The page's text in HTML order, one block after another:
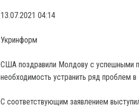
13.07.2021 04:14
Укринформ
США поздравили Молдову с успешными
необходимость устранить ряд проблем в
С соответствующим заявлением